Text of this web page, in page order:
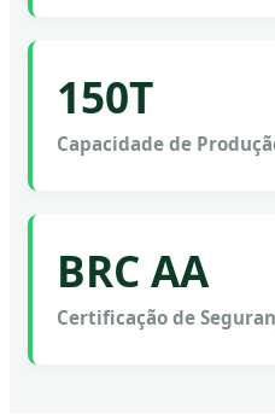
150T
Capacidade de
BRC AA
Certificação de